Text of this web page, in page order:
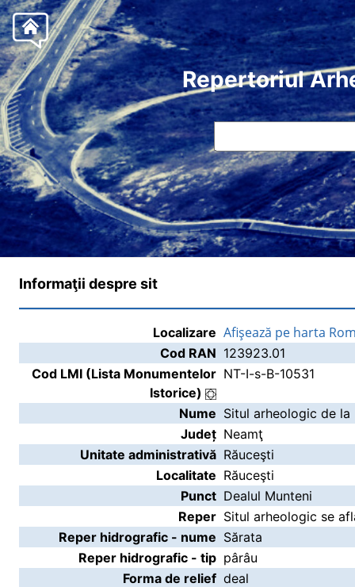
Repertoriul
Informaţii despre sit
Localizare Afişează pe harta
Cod RAN 123923.01
Cod LMI (Lista Monumentelor
Istorice)
NT-I-s-B-10531
Nume Situl arheologic de la
Județ Neamţ
Unitate administrativă Răuceşti
Localitate Răuceşti
Punct Dealul Munteni
Reper Situl arheologic se
Reper hidrografic - nume Sărata
Reper hidrografic - tip pârâu
Forma de relief deal